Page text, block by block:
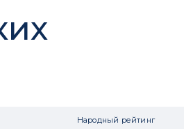
Народный рейтинг